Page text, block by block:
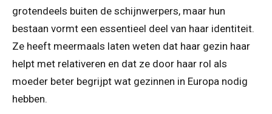
grotendeels buiten de schijnwerpers, maar hun
bestaan vormt een essentieel deel van haar identiteit.
Ze heeft meermaals laten weten dat haar gezin haar
helpt met relativeren en dat ze door haar rol als
moeder beter begrijpt wat gezinnen in Europa nodig
hebben.